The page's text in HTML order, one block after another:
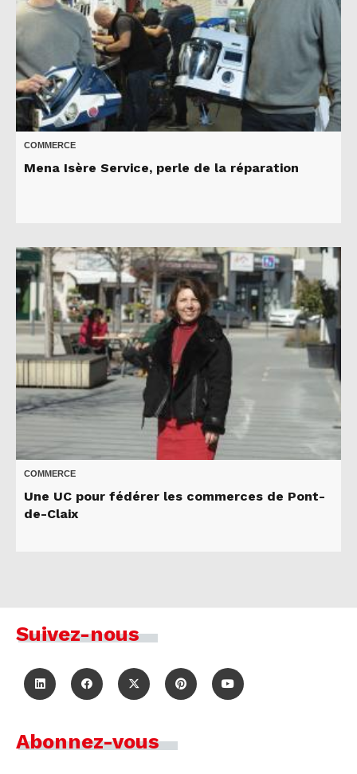
COMMERCE
Mena Isère Service, perle de la réparation
COMMERCE
Une UC pour fédérer les commerces de Pont-
de-Claix
Suivez-nous
Abonnez-vous